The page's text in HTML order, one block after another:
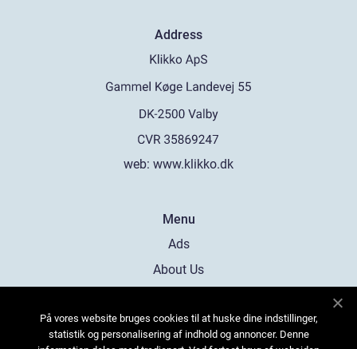
Address
web: www.klikko.dk
Menu
Ads
About Us
Contact
På vores website bruges cookies til at huske dine indstillinger,
statistik og personalisering af indhold og annoncer. Denne